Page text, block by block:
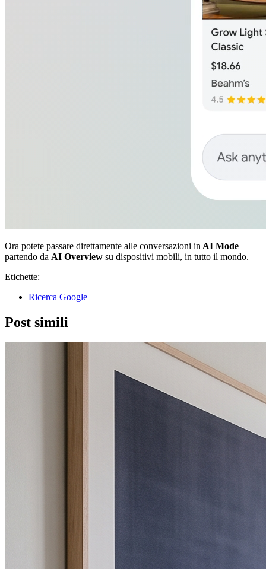
Ora potete passare direttamente alle conversazioni in AI Mode
partendo da AI Overview su dispositivi mobili, in tutto il mondo.
Etichette:
Ricerca Google
Post simili